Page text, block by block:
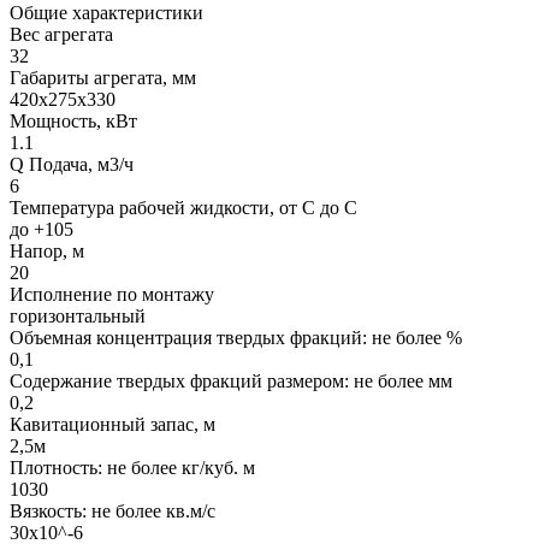
Общие характеристики
Вес агрегата
32
Габариты агрегата, мм
420х275х330
Мощность, кВт
1.1
Q Подача, м3/ч
6
Температура рабочей жидкости, от С до С
до +105
Напор, м
20
Исполнение по монтажу
горизонтальный
Объемная концентрация твердых фракций: не более %
0,1
Содержание твердых фракций размером: не более мм
0,2
Кавитационный запас, м
2,5м
Плотность: не более кг/куб. м
1030
Вязкость: не более кв.м/с
30х10^-6